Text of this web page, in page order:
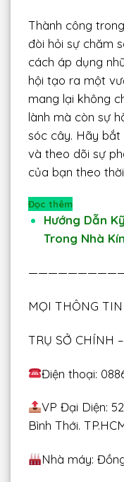
Thành công trong
đòi hỏi sự chăm
cách áp dụng
hội tạo ra một
mang lại không
lành mà còn sự
sóc cây. Hãy
và theo dõi sự
của bạn theo
Đọc thêm
Hướng Dẫn
Trong Nhà
MỌI THÔNG
TRỤ SỞ CHÍNH
Điện thoại:
VP Đại Diện:
Bình Thới.
Nhà máy: